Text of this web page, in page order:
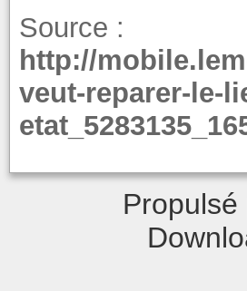
Source :
http://
veut-reparer-le-
Propulsé